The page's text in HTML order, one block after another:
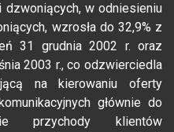
w odniesieniu
wzrosła do 32,9% z
31 grudnia 2002 r. oraz
2003 r., co odzwierciedla
na kierowaniu oferty
głównie do
przychody klientów